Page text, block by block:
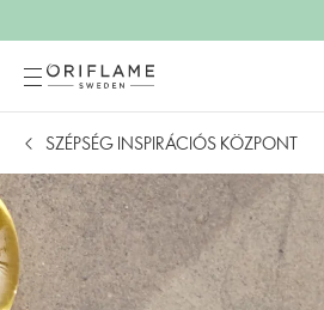
SZÉPSÉG INSPIRÁCIÓS KÖZPONT